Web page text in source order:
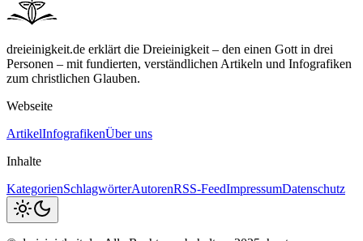
dreieinigkeit.de erklärt die Dreieinigkeit – den einen Gott in drei
Personen – mit fundierten, verständlichen Artikeln und Infografiken
zum christlichen Glauben.
Webseite
ArtikelInfografikenÜber uns
Inhalte
KategorienSchlagwörterAutorenRSS-FeedImpressumDatenschutz